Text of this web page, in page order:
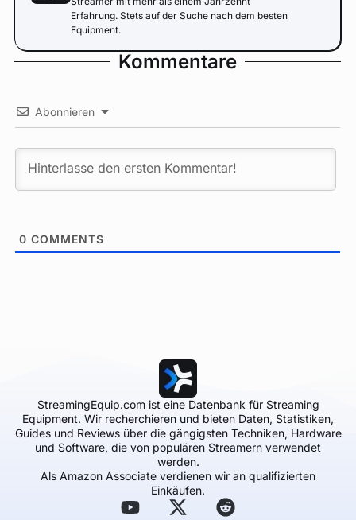
Erfahrung. Stets auf der Suche nach dem besten
Equipment.
Kommentare
Abonnieren
0 COMMENTS
StreamingEquip.com ist eine Datenbank für Streaming
Equipment. Wir recherchieren und bieten Daten, Statistiken,
Guides und Reviews über die gängigsten Techniken, Hardware
und Software, die von populären Streamern verwendet
werden.
Als Amazon Associate verdienen wir an qualifizierten
Einkäufen.